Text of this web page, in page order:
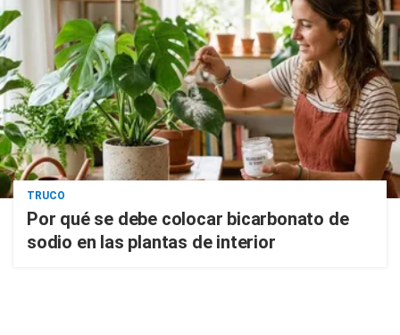
TRUCO
Por qué se debe colocar bicarbonato de
sodio en las plantas de interior